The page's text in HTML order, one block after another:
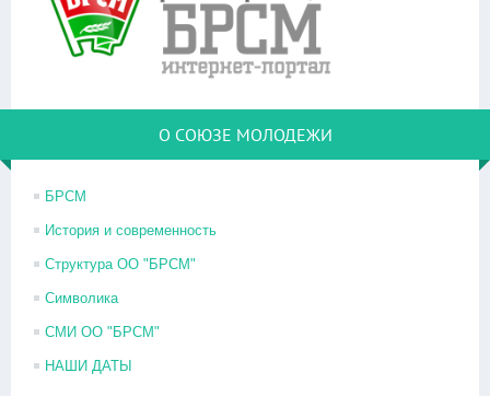
О СОЮЗЕ МОЛОДЕЖИ
БРСМ
История и современность
Структура ОО "БРСМ"
Символика
СМИ ОО "БРСМ"
НАШИ ДАТЫ